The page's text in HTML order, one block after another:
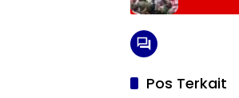
Pos Terkait